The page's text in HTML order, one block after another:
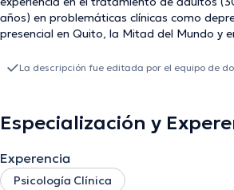
años) en problemáticas clínicas como
presencial en Quito, la Mitad del Mundo y
La descripción fue editada por el equipo de
Especialización y
Experencia
Psicología Clínica